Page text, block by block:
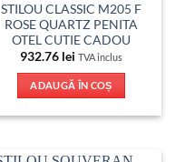
STILOU CLASSIC M205 F
ROSE QUARTZ PENITA
OTEL CUTIE CADOU
932.76 lei TVA inclus
ADAUGĂ ÎN COȘ